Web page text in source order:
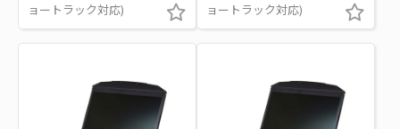
ョートラック対応)
ョートラック対応)